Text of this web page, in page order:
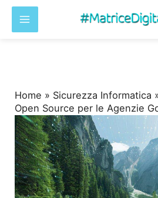
Home » Sicurezza Informatica
Open Source per le Agenzie